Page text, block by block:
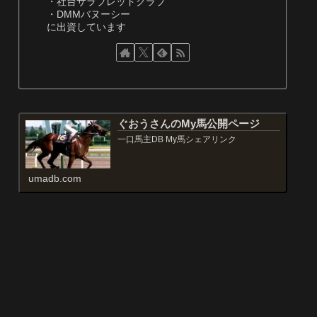
・DMMバヌーシー
に出資しています
ぐおうさんのMy馬公開ページ
一口馬主DB My馬シェアリンク
umadb.com